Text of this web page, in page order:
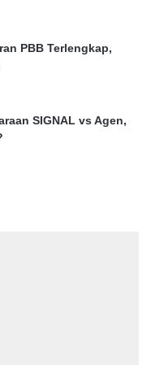
PBB Terlengkap,
SIGNAL vs Agen,